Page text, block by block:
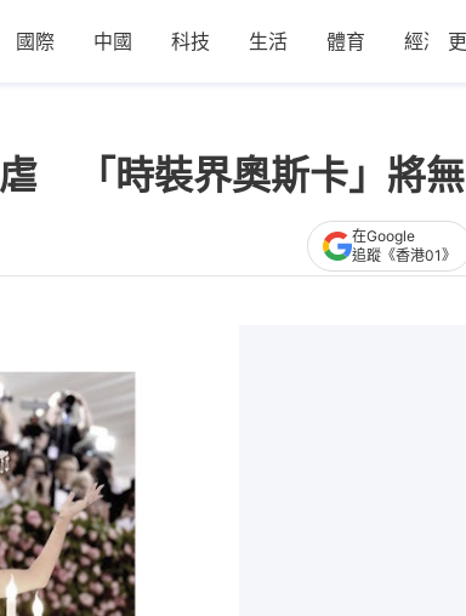
國際 中國 科技 生活 體育 經濟
「時裝界奧斯卡」將
在Google
追蹤《香港01》